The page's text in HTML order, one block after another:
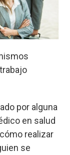
por alguna
en salud
realizar
se